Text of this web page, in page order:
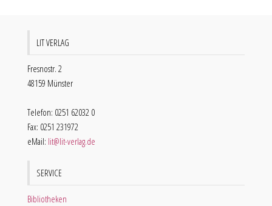
LIT VERLAG
Fresnostr. 2
48159 Münster
Telefon: 0251 62032 0
Fax: 0251 231972
eMail: lit@lit-verlag.de
SERVICE
Bibliotheken